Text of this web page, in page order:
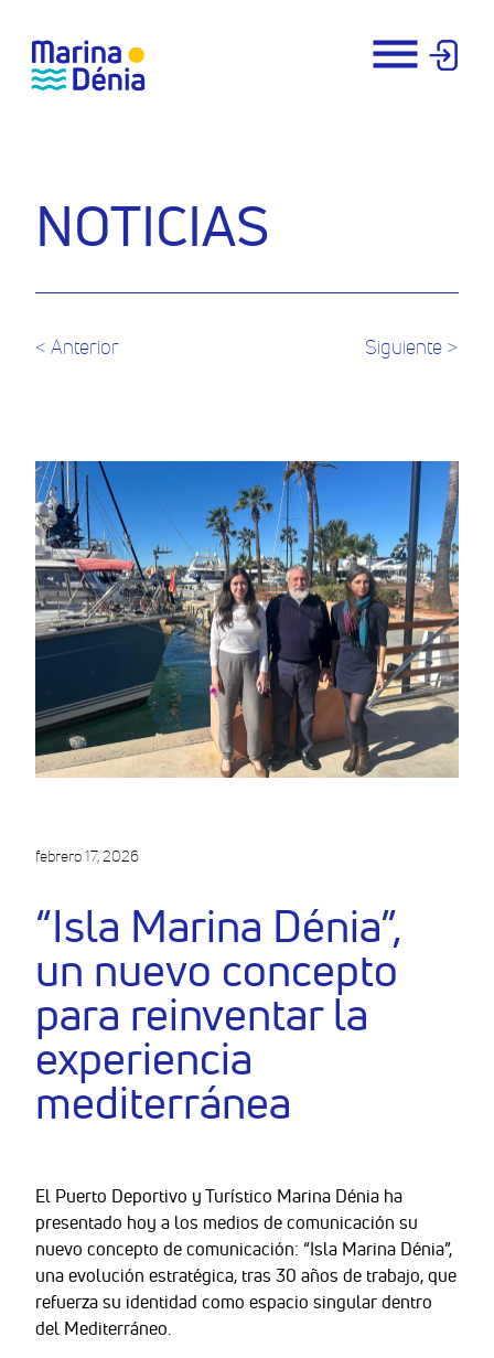
NOTICIAS
< Anterior Siguiente >
febrero 17, 2026
“Isla Marina Dénia”,
un nuevo concepto
para reinventar la
experiencia
mediterránea
El Puerto Deportivo y Turístico Marina Dénia ha
presentado hoy a los medios de comunicación su
nuevo concepto de comunicación: “Isla Marina Dénia”,
una evolución estratégica, tras 30 años de trabajo, que
refuerza su identidad como espacio singular dentro
del Mediterráneo.